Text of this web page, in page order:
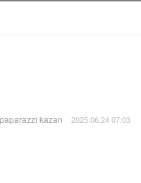
paparazzi kazan 2025.06.24 07:03